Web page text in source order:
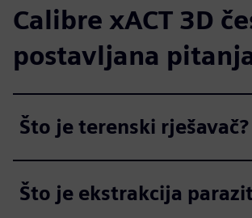
Calibre xACT 3D
postavljana
Što je terenski rješavač?
Što je ekstrakcija